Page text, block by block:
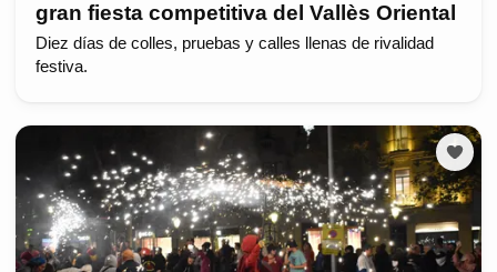
gran fiesta competitiva del Vallès Oriental
Diez días de colles, pruebas y calles llenas de rivalidad
festiva.